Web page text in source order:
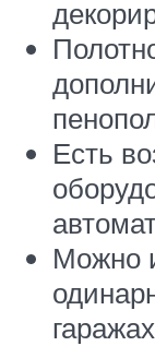
Есть
Можно